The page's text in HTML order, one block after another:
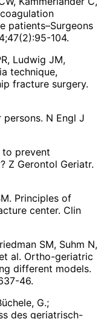
patients–Surgeons
104.
Ludwig JM,
technique,
fracture surgery.
N Engl J
prevent
Z Gerontol Geriatr.
Principles of
center. Clin
SM, Suhm N,
al. Ortho-geriatric
different models.
46.
G.;
des geriatrisch-